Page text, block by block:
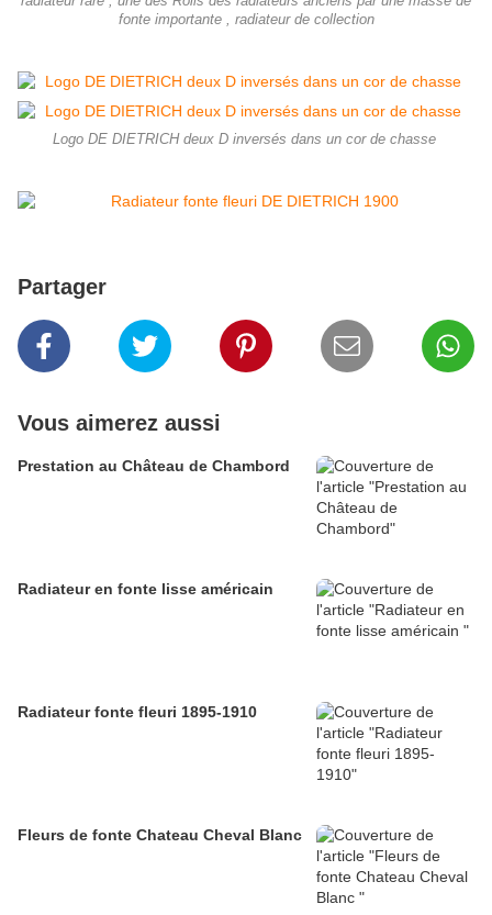
fonte importante , radiateur de collection
Logo DE DIETRICH deux D inversés dans un cor de chasse
Partager
Vous aimerez aussi
Prestation au Château de Chambord
Radiateur en fonte lisse américain
Radiateur fonte fleuri 1895-1910
Fleurs de fonte Chateau Cheval Blanc